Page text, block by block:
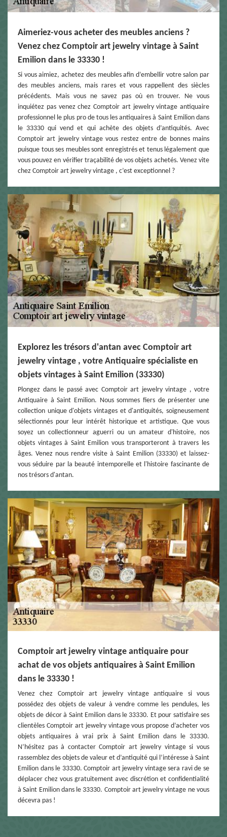
Aimeriez-vous acheter des meubles anciens ?
Venez chez Comptoir art jewelry vintage à Saint
Emilion dans le 33330 !
Si vous aimiez, achetez des meubles afin d’embellir votre salon par
des meubles anciens, mais rares et vous rappellent des siècles
précédents. Mais vous ne savez pas où en trouver. Ne vous
inquiétez pas venez chez Comptoir art jewelry vintage antiquaire
professionnel le plus pro de tous les antiquaires à Saint Emilion dans
le 33330 qui vend et qui achète des objets d’antiquités. Avec
Comptoir art jewelry vintage vous restez entre de bonnes mains
puisque tous ses meubles sont enregistrés et tenus légalement que
vous pouvez en vérifier traçabilité de vos objets achetés. Venez vite
chez Comptoir art jewelry vintage , c’est exceptionnel ?
Explorez les trésors d'antan avec Comptoir art
jewelry vintage , votre Antiquaire spécialiste en
objets vintages à Saint Emilion (33330)
Plongez dans le passé avec Comptoir art jewelry vintage , votre
Antiquaire à Saint Emilion. Nous sommes fiers de présenter une
collection unique d'objets vintages et d'antiquités, soigneusement
sélectionnés pour leur intérêt historique et artistique. Que vous
soyez un collectionneur aguerri ou un amateur d'histoire, nos
objets vintages à Saint Emilion vous transporteront à travers les
âges. Venez nous rendre visite à Saint Emilion (33330) et laissez-
vous séduire par la beauté intemporelle et l'histoire fascinante de
nos trésors d'antan.
Comptoir art jewelry vintage antiquaire pour
achat de vos objets antiquaires à Saint Emilion
dans le 33330 !
Venez chez Comptoir art jewelry vintage antiquaire si vous
possédez des objets de valeur à vendre comme les pendules, les
objets de décor à Saint Emilion dans le 33330. Et pour satisfaire ses
clientèles Comptoir art jewelry vintage vous propose d’acheter vos
objets antiquaires à vrai prix à Saint Emilion dans le 33330.
N’hésitez pas à contacter Comptoir art jewelry vintage si vous
rassemblez des objets de valeur et d’antiquité qui l’intéresse à Saint
Emilion dans le 33330. Comptoir art jewelry vintage sera ravi de se
déplacer chez vous gratuitement avec discrétion et confidentialité
à Saint Emilion dans le 33330. Comptoir art jewelry vintage ne vous
décevra pas !